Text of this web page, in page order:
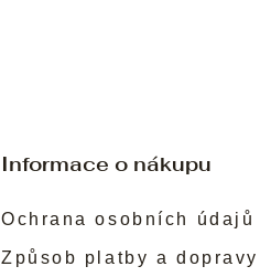
Informace o nákupu
Ochrana osobních údajů
Způsob platby a dopravy